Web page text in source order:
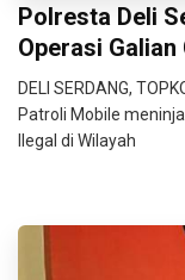
Polresta Deli
Operasi Galian
DELI SERDANG,
Patroli Mobile
Ilegal di Wilayah